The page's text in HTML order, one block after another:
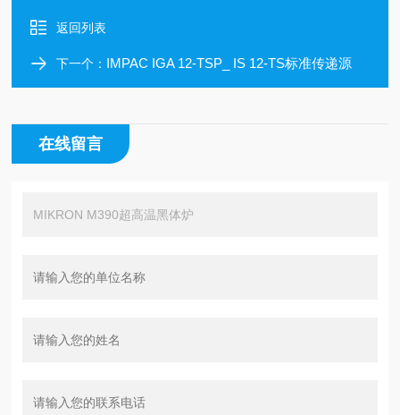
返回列表
下一个： IMPAC IGA 12-TSP_ IS 12-TS标准传递源
在线留言